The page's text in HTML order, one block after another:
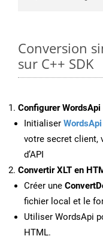
Conversion
sur C++ SDK
Configurer
Initialiser WordsApi
votre secret client,
d’API
Convertir XLT en
Créer une
fichier local et le
Utiliser WordsApi
HTML.